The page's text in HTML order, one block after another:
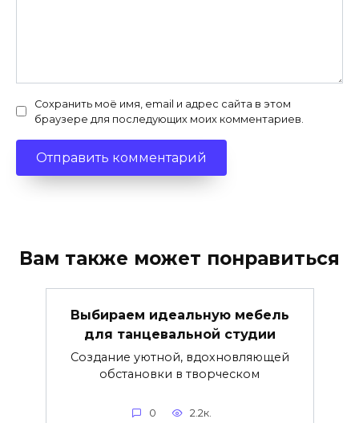
Сохранить моё имя, email и адрес сайта в этом
браузере для последующих моих комментариев.
Вам также может понравиться
Выбираем идеальную мебель
для танцевальной студии
Создание уютной, вдохновляющей
обстановки в творческом
0 2.2к.